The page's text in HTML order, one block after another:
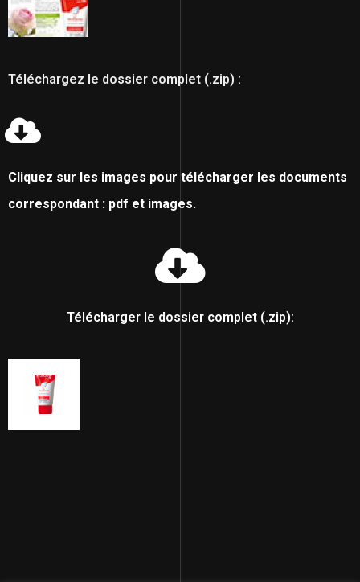
Téléchargez le dossier complet (.zip) :
Cliquez sur les images pour télécharger les documents
correspondant : pdf et images.
Télécharger le dossier complet (.zip):